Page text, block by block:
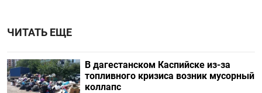
ЧИТАТЬ ЕЩЕ
В дагестанском Каспийске из-за
топливного кризиса возник мусорный
коллапс